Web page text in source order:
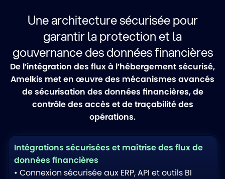
Une architecture sécurisée pour
garantir la protection et la
gouvernance des données financières
De l’intégration des flux à l’hébergement sécurisé,
Amelkis met en œuvre des mécanismes avancés
de sécurisation des données financières, de
contrôle des accès et de traçabilité des
opérations.
Intégrations sécurisées et maîtrise des flux de
données financières
• Connexion sécurisée aux ERP, API et outils BI